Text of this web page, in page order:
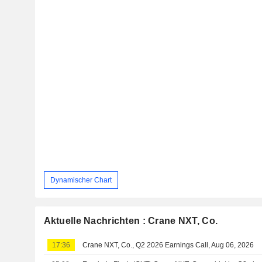
Dynamischer Chart
Aktuelle Nachrichten : Crane NXT, Co.
17:36 Crane NXT, Co., Q2 2026 Earnings Call, Aug 06, 2026